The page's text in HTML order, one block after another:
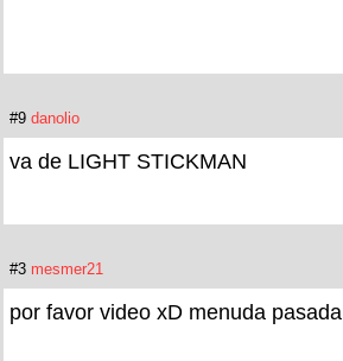
#9 danolio
va de LIGHT STICKMAN
#3 mesmer21
por favor video xD menuda pasada